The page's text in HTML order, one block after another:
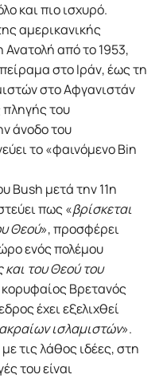
και πιο ισχυρό.
αμερικανικής
από το 1953,
στο Ιράν, έως τη
στο Αφγανιστάν
πληγής του
άνοδο του
το «φαινόμενο Bin
Bush μετά την 11η
πως «βρίσκεται
Θεού», προσφέρει
ενός πολέμου
του Θεού του
Βρετανός
έχει εξελιχθεί
ισλαμιστών».
τις λάθος ιδέες, στη
του είναι